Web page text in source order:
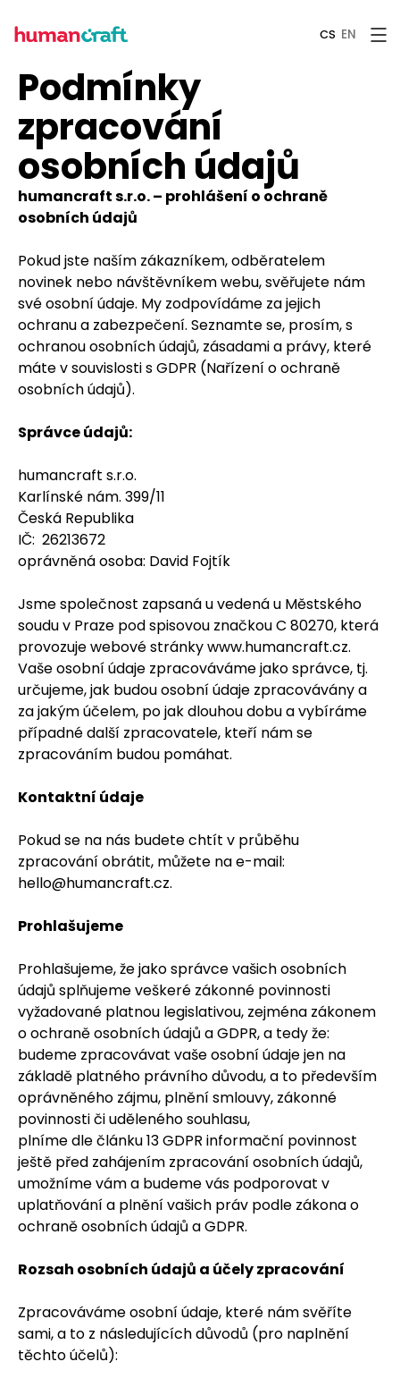
CS EN
Podmínky
zpracování
osobních údajů
humancraft s.r.o. – prohlášení o ochraně
osobních údajů
Pokud jste naším zákazníkem, odběratelem
novinek nebo návštěvníkem webu, svěřujete nám
své osobní údaje. My zodpovídáme za jejich
ochranu a zabezpečení. Seznamte se, prosím, s
ochranou osobních údajů, zásadami a právy, které
máte v souvislosti s GDPR (Nařízení o ochraně
osobních údajů).
Správce údajů:
humancraft s.r.o.
Karlínské nám. 399/11
Česká Republika
IČ: 26213672
oprávněná osoba: David Fojtík
Jsme společnost zapsaná u vedená u Městského
soudu v Praze pod spisovou značkou C 80270, která
provozuje webové stránky www.humancraft.cz.
Vaše osobní údaje zpracováváme jako správce, tj.
určujeme, jak budou osobní údaje zpracovávány a
za jakým účelem, po jak dlouhou dobu a vybíráme
případné další zpracovatele, kteří nám se
zpracováním budou pomáhat.
Kontaktní údaje
Pokud se na nás budete chtít v průběhu
zpracování obrátit, můžete na e-mail:
hello@humancraft.cz.
Prohlašujeme
Prohlašujeme, že jako správce vašich osobních
údajů splňujeme veškeré zákonné povinnosti
vyžadované platnou legislativou, zejména zákonem
o ochraně osobních údajů a GDPR, a tedy že:
budeme zpracovávat vaše osobní údaje jen na
základě platného právního důvodu, a to především
oprávněného zájmu, plnění smlouvy, zákonné
povinnosti či uděleného souhlasu,
plníme dle článku 13 GDPR informační povinnost
ještě před zahájením zpracování osobních údajů,
umožníme vám a budeme vás podporovat v
uplatňování a plnění vašich práv podle zákona o
ochraně osobních údajů a GDPR.
Rozsah osobních údajů a účely zpracování
Zpracováváme osobní údaje, které nám svěříte
sami, a to z následujících důvodů (pro naplnění
těchto účelů):